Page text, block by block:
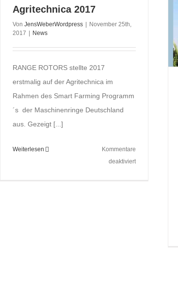
Agritechnica 2017
Von JensWeberWordpress
November 25th,
2017
News
RANGE ROTORS stellte 2017
erstmalig auf der Agritechnica im
Rahmen des Smart Farming Programm
´s der Maschinenringe Deutschland
aus. Gezeigt [...]
Weiterlesen
Kommentare
deaktiviertfür